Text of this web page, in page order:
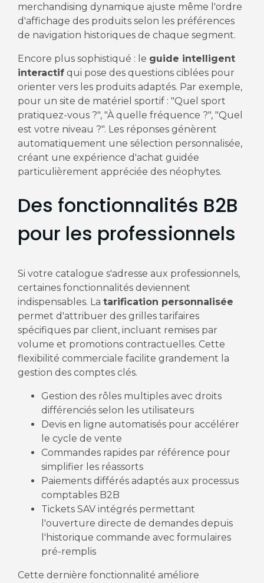
merchandising dynamique ajuste même l'ordre
d'affichage des produits selon les préférences
de navigation historiques de chaque segment.
Encore plus sophistiqué : le guide intelligent
interactifqui pose des questions ciblées pour
orienter vers les produits adaptés. Par exemple,
pour un site de matériel sportif : "Quel sport
pratiquez-vous ?", "À quelle fréquence ?", "Quel
est votre niveau ?". Les réponses génèrent
automatiquement une sélection personnalisée,
créant une expérience d'achat guidée
particulièrement appréciée des néophytes.
Des fonctionnalités B2B
pour les professionnels
Si votre catalogue s'adresse aux professionnels,
certaines fonctionnalités deviennent
indispensables. La tarification personnalisée
permet d'attribuer des grilles tarifaires
spécifiques par client, incluant remises par
volume et promotions contractuelles. Cette
flexibilité commerciale facilite grandement la
gestion des comptes clés.
Gestion des rôles multiples avec droits
différenciés selon les utilisateurs
Devis en ligne automatisés pour accélérer
le cycle de vente
Commandes rapides par référence pour
simplifier les réassorts
Paiements différés adaptés aux processus
comptables B2B
Tickets SAV intégrés permettant
l'ouverture directe de demandes depuis
l'historique commande avec formulaires
pré-remplis
Cette dernière fonctionnalité améliore